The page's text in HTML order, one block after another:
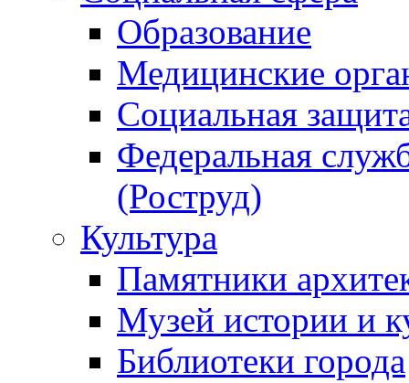
Образование
Медицинские
Социальная
Федеральная
(Роструд)
Культура
Памятники
Музей истории и
Библиотеки города